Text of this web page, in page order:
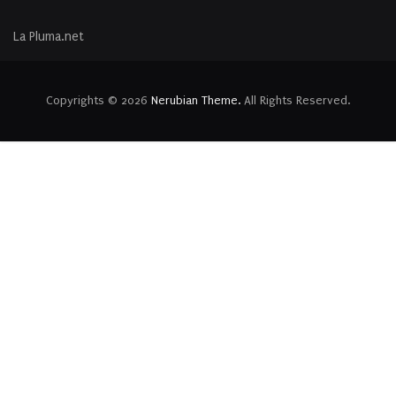
La Pluma.net
Copyrights © 2026 Nerubian Theme. All Rights Reserved.